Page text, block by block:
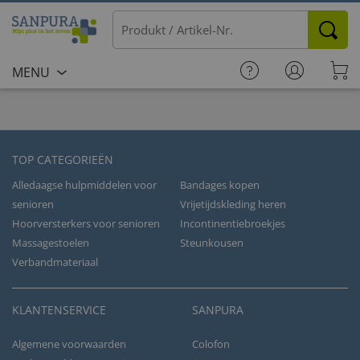
MENU
TOP CATEGORIEËN
Alledaagse hulpmiddelen voor
senioren
Bandages kopen
Vrijetijdskleding heren
Hoorversterkers voor senioren
Incontinentiebroekjes
Massagestoelen
Steunkousen
Verbandmateriaal
KLANTENSERVICE
Algemene voorwaarden
SANPURA
Colofon